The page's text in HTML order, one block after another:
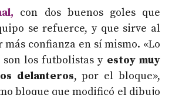
con dos buenos goles que
se refuerce, y que sirve al
confianza en sí mismo. «Lo
los futbolistas y estoy muy
delanteros, por el bloque»,
bloque que modificó el dibujo